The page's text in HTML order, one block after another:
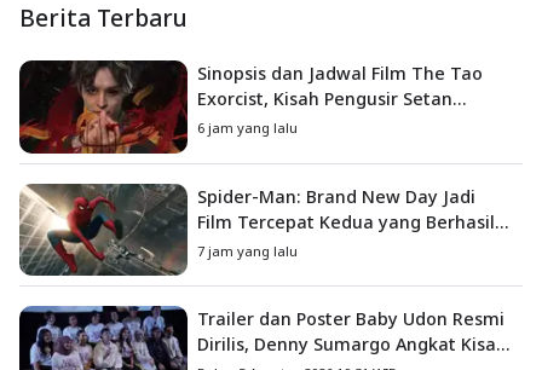
Berita Terbaru
Sinopsis dan Jadwal Film The Tao
Exorcist, Kisah Pengusir Setan
Melawan Kutukan Mematikan
6 jam yang lalu
Spider-Man: Brand New Day Jadi
Film Tercepat Kedua yang Berhasil
Tembus US$1 Miliar
7 jam yang lalu
Trailer dan Poster Baby Udon Resmi
Dirilis, Denny Sumargo Angkat Kisah